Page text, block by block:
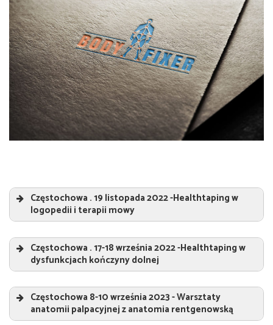
Częstochowa . 19 listopada 2022 -Healthtaping w
logopedii i terapii mowy
Prowadzący:Sebastian Jeruszka
Częstochowa . 17-18 września 2022 -Healthtaping w
dysfunkcjach kończyny dolnej
Prowadzący:Sebastian Jeruszka
Częstochowa 8-10 września 2023 - Warsztaty
anatomii palpacyjnej z anatomia rentgenowską